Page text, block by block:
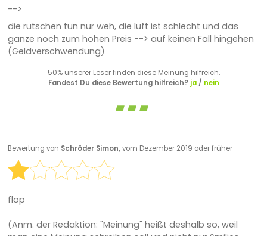
-->
die rutschen tun nur weh, die luft ist schlecht und das
ganze noch zum hohen Preis --> auf keinen Fall hingehen
(Geldverschwendung)
50% unserer Leser finden diese Meinung hilfreich.
Fandest Du diese Bewertung hilfreich? ja/ nein
Bewertung von Schröder Simon,vom Dezember 2019 oder früher
flop
(Anm. der Redaktion: "Meinung" heißt deshalb so, weil